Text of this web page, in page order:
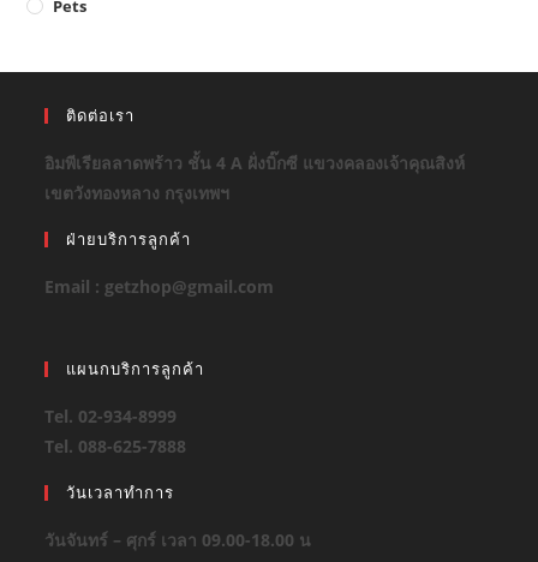
Pets
ติดต่อเรา
อิมพีเรียลลาดพร้าว ชั้น 4 A ฝั่งบิ๊กซี แขวงคลองเจ้าคุณสิงห์
เขตวังทองหลาง กรุงเทพฯ
ฝ่ายบริการลูกค้า
Email : getzhop@gmail.com
แผนกบริการลูกค้า
Tel. 02-934-8999
Tel. 088-625-7888
วันเวลาทำการ
วันจันทร์ – ศุกร์ เวลา 09.00-18.00 น